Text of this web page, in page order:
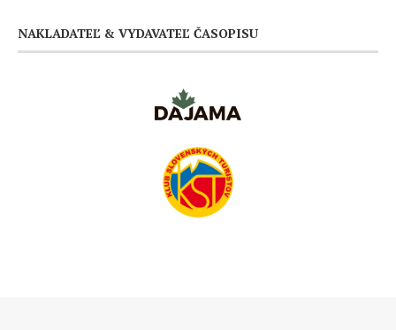
NAKLADATEĽ & VYDAVATEĽ ČASOPISU